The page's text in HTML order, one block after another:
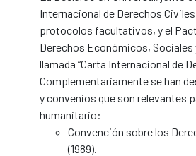
Internacional de Derechos
protocolos facultativos, y el
Derechos Económicos, Sociales
llamada “Carta Internacional de
Complementariamente se han
y convenios que son relevantes
humanitario:
Convención sobre los
(1989).